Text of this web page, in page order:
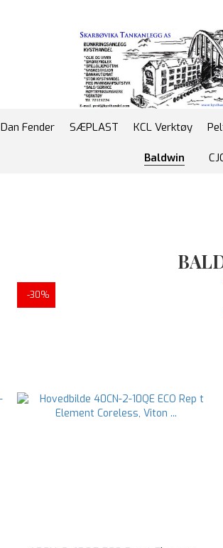
Dan Fender SÆPLAST KCL Verktøy
Baldwin
-30%